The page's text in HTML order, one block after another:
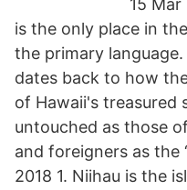
15
is the only place in
the primary
dates back to how
of Hawaii's treasured
untouched as those
and foreigners as the
2018 1. Niihau is the